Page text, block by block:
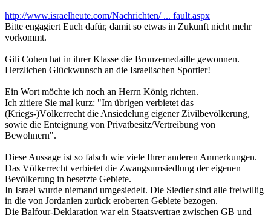
http://www.israelheute.com/Nachrichten/ ... fault.aspx
Bitte engagiert Euch dafür, damit so etwas in Zukunft nicht mehr
vorkommt.
Gili Cohen hat in ihrer Klasse die Bronzemedaille gewonnen.
Herzlichen Glückwunsch an die Israelischen Sportler!
Ein Wort möchte ich noch an Herrn König richten.
Ich zitiere Sie mal kurz: "Im übrigen verbietet das
(Kriegs-)Völkerrecht die Ansiedelung eigener Zivilbevölkerung,
sowie die Enteignung von Privatbesitz/Vertreibung von
Bewohnern".
Diese Aussage ist so falsch wie viele Ihrer anderen Anmerkungen.
Das Völkerrecht verbietet die Zwangsumsiedlung der eigenen
Bevölkerung in besetzte Gebiete.
In Israel wurde niemand umgesiedelt. Die Siedler sind alle freiwillig
in die von Jordanien zurück eroberten Gebiete bezogen.
Die Balfour-Deklaration war ein Staatsvertrag zwischen GB und